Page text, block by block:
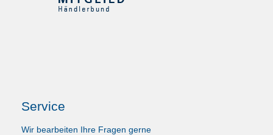
Service
Wir bearbeiten Ihre Fragen gerne